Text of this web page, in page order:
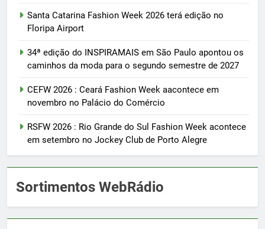
Santa Catarina Fashion Week 2026 terá edição no
Floripa Airport
34ª edição do INSPIRAMAIS em São Paulo apontou os
caminhos da moda para o segundo semestre de 2027
CEFW 2026 : Ceará Fashion Week aacontece em
novembro no Palácio do Comércio
RSFW 2026 : Rio Grande do Sul Fashion Week acontece
em setembro no Jockey Club de Porto Alegre
Sortimentos WebRádio